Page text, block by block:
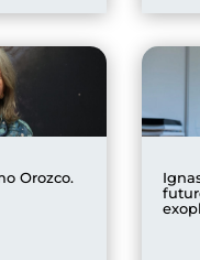
Orozco.